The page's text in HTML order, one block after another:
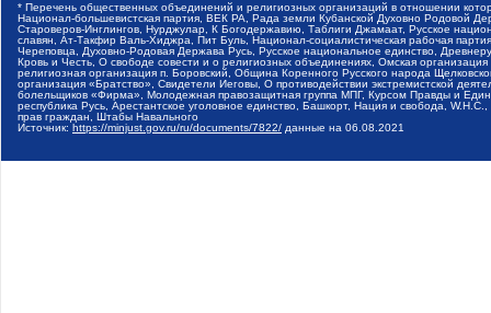
* Перечень общественных объединений и религиозных организаций в отношении
Национал-большевистская партия, ВЕК РА, Рада земли Кубанской Духовно Родовой
Староверов-Инглингов, Нурджулар, К Богодержавию, Таблиги Джамаат, Русское
славян, Ат-Такфир Валь-Хиджра, Пит Буль, Национал-социалистическая рабочая
Череповца, Духовно-Родовая Держава Русь, Русское национальное единство,
Кровь и Честь, О свободе совести и о религиозных объединениях, Омская
религиозная организация п. Боровский, Община Коренного Русского народа
организация «Братство», Свидетели Иеговы, О противодействии экстремистской
болельщиков «Фирма», Молодежная правозащитная группа МПГ, Курсом Правды и
республика Русь, Арестантское уголовное единство, Башкорт, Нация и свобода,
прав граждан, Штабы Навального
Источник: https://minjust.gov.ru/ru/documents/7822/ данные на 06.08.2021